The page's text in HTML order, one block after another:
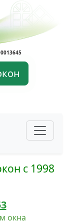
с 1998
окна